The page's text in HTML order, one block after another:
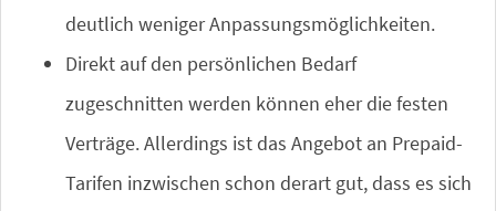
deutlich weniger Anpassungsmöglichkeiten.
Direkt auf den persönlichen Bedarf
zugeschnitten werden können eher die festen
Verträge. Allerdings ist das Angebot an Prepaid-
Tarifen inzwischen schon derart gut, dass es sich